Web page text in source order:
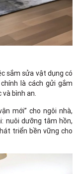
sắm sửa vật dụng có
là cách gửi gắm
bình an.
mới” cho ngôi nhà,
nuôi dưỡng tâm hồn,
triển bền vững cho